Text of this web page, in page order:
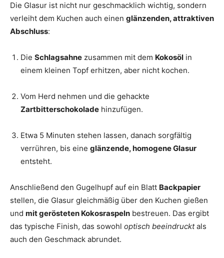
Die Glasur ist nicht nur geschmacklich wichtig, sondern
verleiht dem Kuchen auch einen glänzenden, attraktiven
Abschluss:
Die Schlagsahne zusammen mit dem Kokosöl in
einem kleinen Topf erhitzen, aber nicht kochen.
Vom Herd nehmen und die gehackte
Zartbitterschokolade hinzufügen.
Etwa 5 Minuten stehen lassen, danach sorgfältig
verrühren, bis eine glänzende, homogene Glasur
entsteht.
Anschließend den Gugelhupf auf ein Blatt Backpapier
stellen, die Glasur gleichmäßig über den Kuchen gießen
und mit gerösteten Kokosraspeln bestreuen. Das ergibt
das typische Finish, das sowohl optisch beeindrucktals
auch den Geschmack abrundet.